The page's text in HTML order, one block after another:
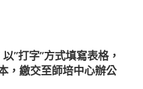
”打字”方式填寫表格，
，繳交至師培中心辦公